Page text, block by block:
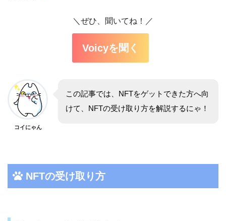
＼ぜひ、聞いてね！／
Voicyを聞く
コイにゃん
この記事では、NFTをゲットできた方へ向
けて、NFTの受け取り方を解説するにゃ！
NFTの受け取り方